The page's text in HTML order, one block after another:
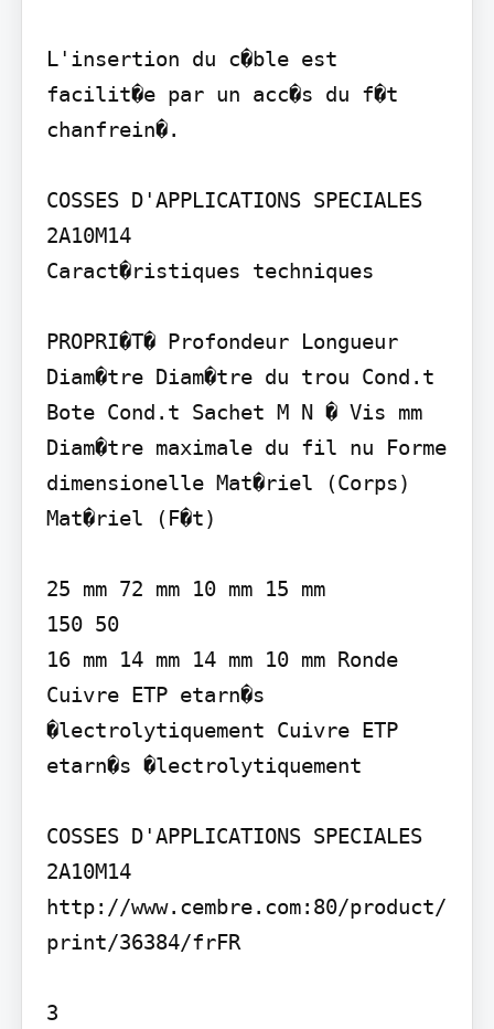
L'insertion du c�ble est
facilit�e par un acc�s du f�t
chanfrein�.
COSSES D'APPLICATIONS SPECIALES
2A10M14
Caract�ristiques techniques
PROPRI�T� Profondeur Longueur
Diam�tre Diam�tre du trou Cond.t
Bote Cond.t Sachet M N � Vis mm
Diam�tre maximale du fil nu Forme
dimensionelle Mat�riel (Corps)
Mat�riel (F�t)
25 mm 72 mm 10 mm 15 mm
150 50
16 mm 14 mm 14 mm 10 mm Ronde
Cuivre ETP etarn�s
�lectrolytiquement Cuivre ETP
etarn�s �lectrolytiquement
COSSES D'APPLICATIONS SPECIALES
2A10M14
http://www.cembre.com:80/product/
print/36384/frFR
3